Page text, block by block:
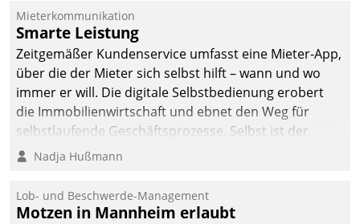
intelligente,
datengestützte
Entscheidungen.
Mieterkommunikation
Smarte Leistung
Zeitgemäßer Kundenservice umfasst eine Mieter-App,
über die der Mieter sich selbst hilft – wann und wo
immer er will. Die digitale Selbstbedienung erobert
die Immobilienwirtschaft und ebnet den Weg für
selbstlaufende Geschäftsprozesse. Selbst ist der
Kunde und smart der Serviceanbieter.
Nadja Hußmann
Lob- und Beschwerde-Management
Motzen in Mannheim erlaubt